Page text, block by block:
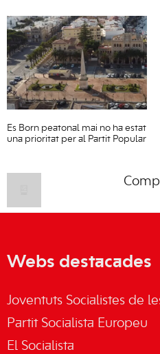
Es Born peatonal mai no ha estat
una prioritat per al Partit Popular
Webs destacades
Joventuts Socialistes de
Partit Socialista Europeu
El Socialista